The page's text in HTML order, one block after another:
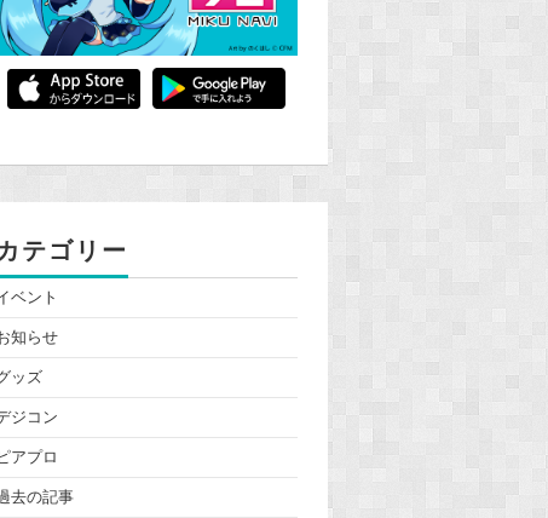
テゴリー
ベント
知らせ
ッズ
ジコン
ピアプロ
去の記事